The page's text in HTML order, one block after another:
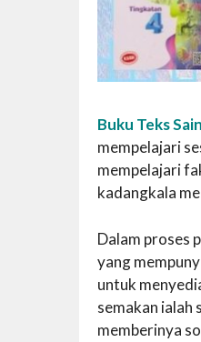
Buku Teks
mempelajari
mempelajari
kadangkala
Dalam proses
yang
untuk
semakan ialah
memberinya